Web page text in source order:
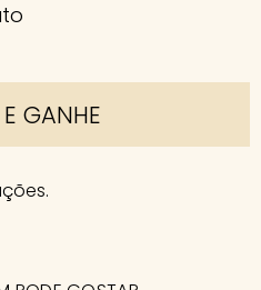
GANHE